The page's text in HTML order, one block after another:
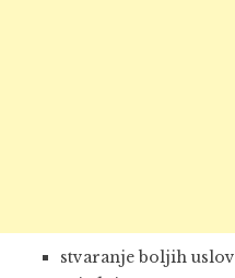
stvaranje boljih